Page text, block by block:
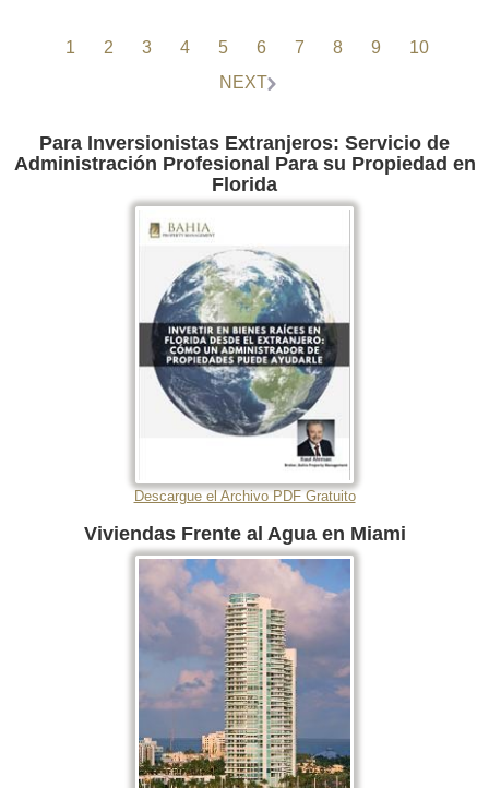
1 2 3 4 5 6 7 8 9
10
NEXT
Para Inversionistas Extranjeros: Servicio de
Administración Profesional Para su Propiedad en
Florida
Descargue el Archivo PDF Gratuito
Viviendas Frente al Agua en Miami